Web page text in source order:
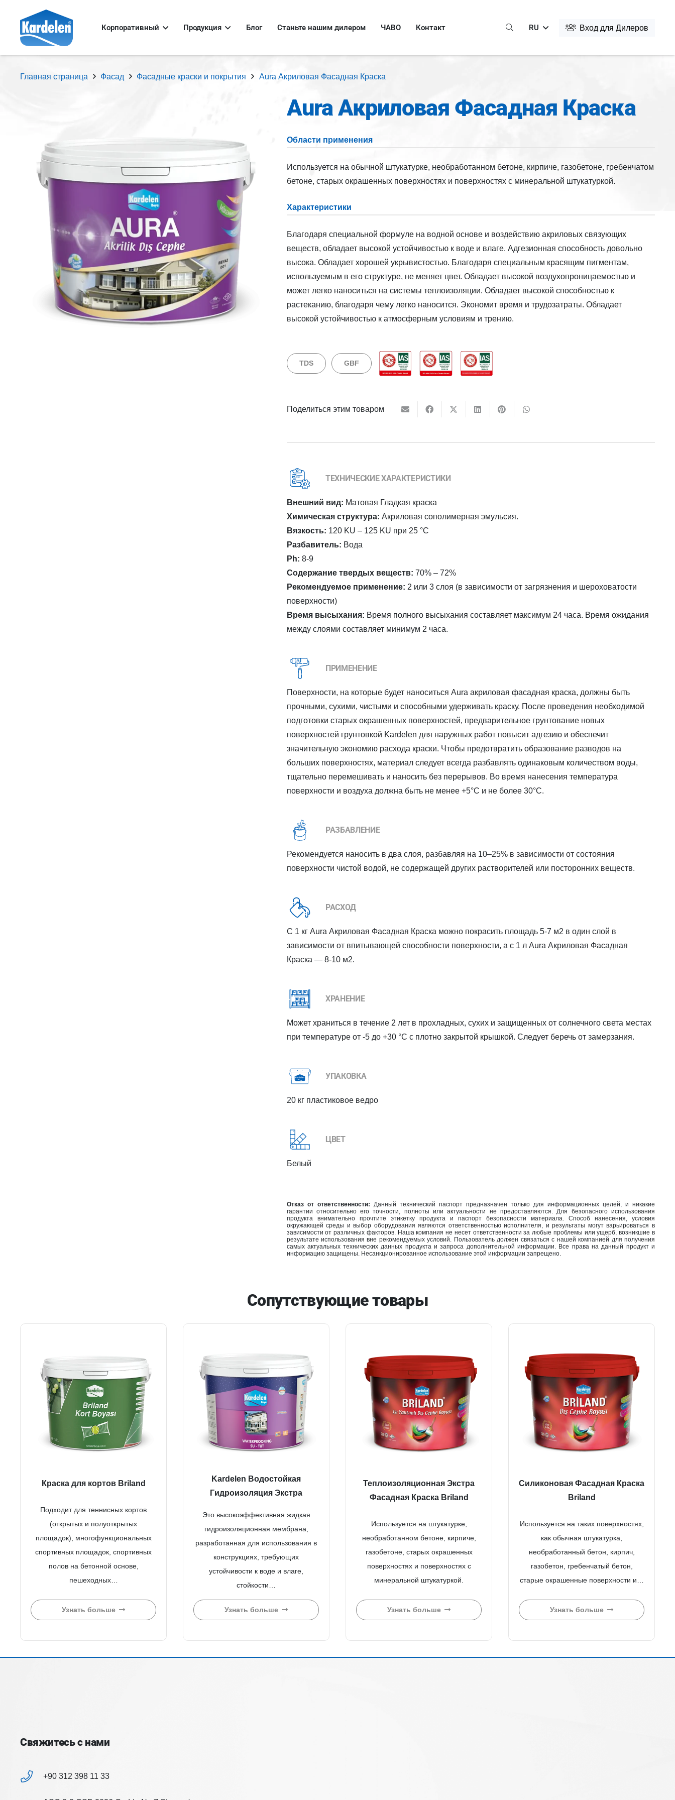
Корпоративный Продукция Блог Станьте нашим дилером ЧАВО Контакт RU Вход для Дилеров
Главная страница Фасад Фасадные краски и покрытия Aura Акриловая Фасадная Краска
Aura Акриловая Фасадная Краска
Области применения
Используется на обычной штукатурке, необработанном бетоне, кирпиче, газобетоне, гребенчатом
бетоне, старых окрашенных поверхностях и поверхностях с минеральной штукатуркой.
Характеристики
Благодаря специальной формуле на водной основе и воздействию акриловых связующих
веществ, обладает высокой устойчивостью к воде и влаге. Адгезионная способность довольно
высока. Обладает хорошей укрывистостью. Благодаря специальным красящим пигментам,
используемым в его структуре, не меняет цвет. Обладает высокой воздухопроницаемостью и
может легко наноситься на системы теплоизоляции. Обладает высокой способностью к
растеканию, благодаря чему легко наносится. Экономит время и трудозатраты. Обладает
высокой устойчивостью к атмосферным условиям и трению.
TDS GBF
Поделиться этим товаром
ТЕХНИЧЕСКИЕ ХАРАКТЕРИСТИКИ
Внешний вид: Матовая Гладкая краска
Химическая структура: Акриловая сополимерная эмульсия.
Вязкость: 120 KU – 125 KU при 25 °C
Разбавитель: Вода
Ph: 8-9
Содержание твердых веществ: 70% – 72%
Рекомендуемое применение: 2 или 3 слоя (в зависимости от загрязнения и шероховатости
поверхности)
Время высыхания: Время полного высыхания составляет максимум 24 часа. Время ожидания
между слоями составляет минимум 2 часа.
ПРИМЕНЕНИЕ
Поверхности, на которые будет наноситься Aura акриловая фасадная краска, должны быть
прочными, сухими, чистыми и способными удерживать краску. После проведения необходимой
подготовки старых окрашенных поверхностей, предварительное грунтование новых
поверхностей грунтовкой Kardelen для наружных работ повысит адгезию и обеспечит
значительную экономию расхода краски. Чтобы предотвратить образование разводов на
больших поверхностях, материал следует всегда разбавлять одинаковым количеством воды,
тщательно перемешивать и наносить без перерывов. Во время нанесения температура
поверхности и воздуха должна быть не менее +5°C и не более 30°C.
РАЗБАВЛЕНИЕ
Рекомендуется наносить в два слоя, разбавляя на 10–25% в зависимости от состояния
поверхности чистой водой, не содержащей других растворителей или посторонних веществ.
РАСХОД
С 1 кг Aura Акриловая Фасадная Краска можно покрасить площадь 5-7 м2 в один слой в
зависимости от впитывающей способности поверхности, а с 1 л Aura Акриловая Фасадная
Краска — 8-10 м2.
ХРАНЕНИЕ
Может храниться в течение 2 лет в прохладных, сухих и защищенных от солнечного света местах
при температуре от -5 до +30 °C с плотно закрытой крышкой. Следует беречь от замерзания.
УПАКОВКА
20 кг пластиковое ведро
ЦВЕТ
Белый
Отказ от ответственности: Данный технический паспорт предназначен только для информационных целей, и никакие
гарантии относительно его точности, полноты или актуальности не предоставляются. Для безопасного использования
продукта внимательно прочтите этикетку продукта и паспорт безопасности материала. Способ нанесения, условия
окружающей среды и выбор оборудования являются ответственностью исполнителя, и результаты могут варьироваться в
зависимости от различных факторов. Наша компания не несет ответственности за любые проблемы или ущерб, возникшие в
результате использования вне рекомендуемых условий. Пользователь должен связаться с нашей компанией для получения
самых актуальных технических данных продукта и запроса дополнительной информации. Все права на данный продукт и
информацию защищены. Несанкционированное использование этой информации запрещено.
Сопутствующие товары
Краска для кортов Briland
Подходит для теннисных кортов
(открытых и полуоткрытых
площадок), многофункциональных
спортивных площадок, спортивных
полов на бетонной основе,
пешеходных…
Узнать больше
Kardelen Водостойкая
Гидроизоляция Экстра
Это высокоэффективная жидкая
гидроизоляционная мембрана,
разработанная для использования в
конструкциях, требующих
устойчивости к воде и влаге,
стойкости…
Узнать больше
Теплоизоляционная Экстра
Фасадная Краска Briland
Используется на штукатурке,
необработанном бетоне, кирпиче,
газобетоне, старых окрашенных
поверхностях и поверхностях с
минеральной штукатуркой.
Узнать больше
Силиконовая Фасадная Краска
Briland
Используется на таких поверхностях,
как обычная штукатурка,
необработанный бетон, кирпич,
газобетон, гребенчатый бетон,
старые окрашенные поверхности и…
Узнать больше
Свяжитесь с нами
+90 312 398 11 33